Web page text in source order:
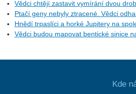
Vědci chtějí zastavit vymírání dvou
Ptačí geny nebyly ztracené. Vědci
Hnědí trpaslíci a horké Jupitery na
Vědci budou mapovat bentické sinice
Kde